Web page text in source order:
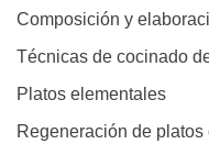
Composición y
Técnicas de cocinado
Platos elementales
Regeneración de platos